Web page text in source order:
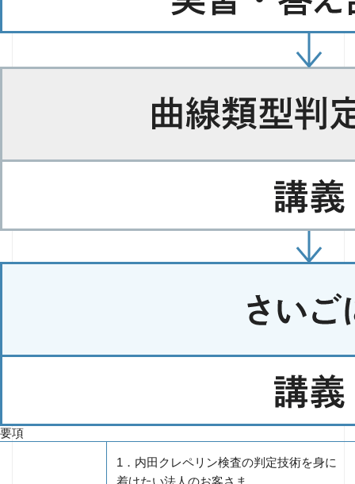
要項
1．内田クレペリン検査の判定技術を身に
着けたい法人のお客さま。